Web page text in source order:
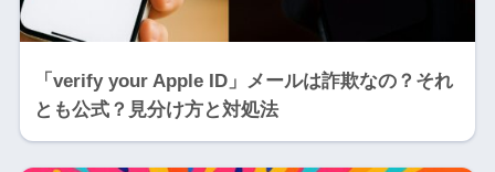
「verify your Apple ID」メールは詐欺なの？それ
とも公式？見分け方と対処法